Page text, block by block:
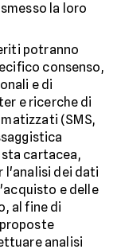
la loro
potranno
consenso,
e di
e ricerche di
(SMS,
cartacea,
l'analisi dei dati
e delle
al fine di
analisi